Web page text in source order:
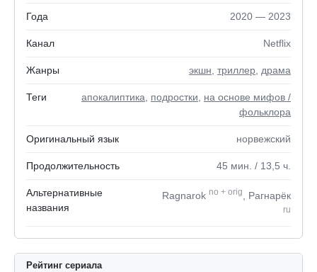
Года 2020 — 2023
Канал Netflix
Жанры экшн триллер драма
Теги апокалиптика подростки
на основе мифов /
фольклора
Оригинальный язык норвежский
Продолжительность 45 мин. / 13,5 ч.
Альтернативные
названия
Ragnarok no + orig , Рагнарёк
ru
Рейтинг сериала